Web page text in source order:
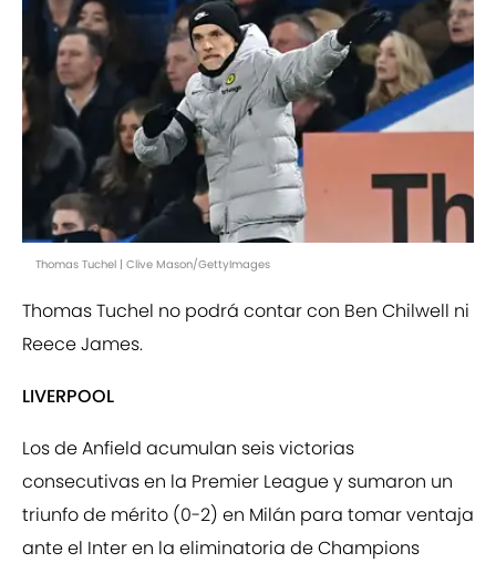
Thomas Tuchel | Clive Mason/GettyImages
Thomas Tuchel no podrá contar con Ben Chilwell ni
Reece James.
LIVERPOOL
Los de Anfield acumulan seis victorias
consecutivas en la Premier League y sumaron un
triunfo de mérito (0-2) en Milán para tomar ventaja
ante el Inter en la eliminatoria de Champions